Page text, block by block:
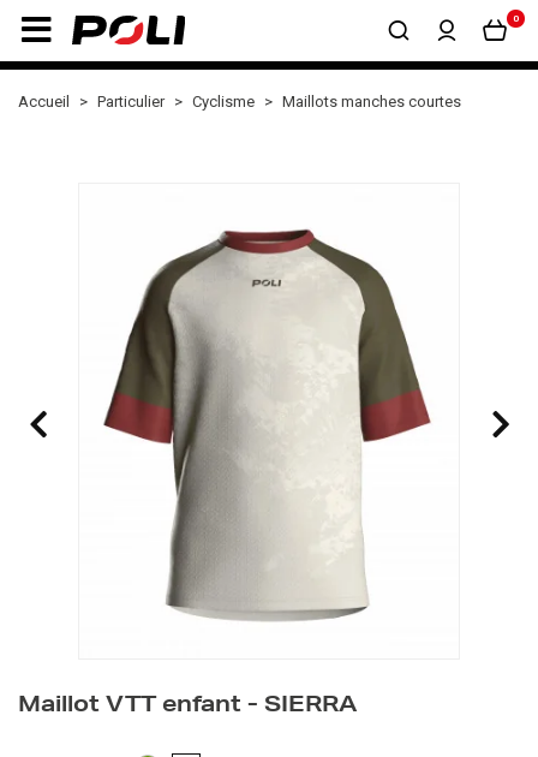
0
Accueil Particulier Cyclisme Maillots manches courtes
Maillot VTT enfant - SIERRA